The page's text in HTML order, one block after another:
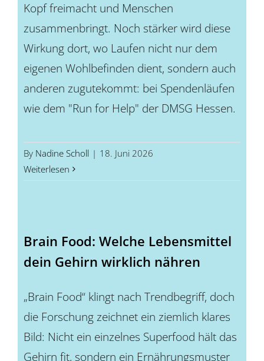
Kopf freimacht und Menschen
zusammenbringt. Noch stärker wird diese
Wirkung dort, wo Laufen nicht nur dem
eigenen Wohlbefinden dient, sondern auch
anderen zugutekommt: bei Spendenläufen
wie dem "Run for Help" der DMSG Hessen.
By Nadine Scholl | 18. Juni 2026
Weiterlesen
Brain Food: Welche Lebensmittel
dein Gehirn wirklich nähren
„Brain Food“ klingt nach Trendbegriff, doch
die Forschung zeichnet ein ziemlich klares
Bild: Nicht ein einzelnes Superfood hält das
Gehirn fit, sondern ein Ernährungsmuster